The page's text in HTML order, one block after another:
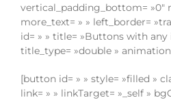
vertical_padding_bottom= »0″
more_text= » » left_border=
id= » » title= »Buttons with any
title_type= »double »
[button id= » » style= »filled »
link= » » linkTarget= »_self »